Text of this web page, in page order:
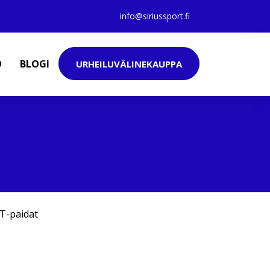
info@siriussport.fi
BLOGI URHEILUVÄLINEKAUPPA
T-paidat